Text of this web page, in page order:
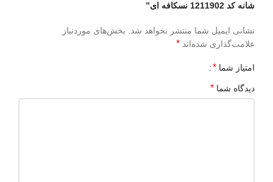
شانه کد 1211902 نسکافه ای”
نشانی ایمیل شما منتشر نخواهد شد. بخش‌های موردنیاز
علامت‌گذاری شده‌اند *
امتیاز شما *
دیدگاه شما *